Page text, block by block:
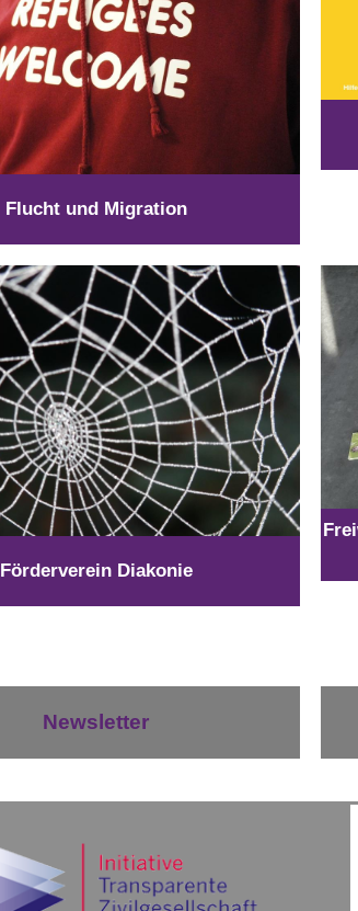
Flucht und Migration
Förderverein Diakonie
Newsletter